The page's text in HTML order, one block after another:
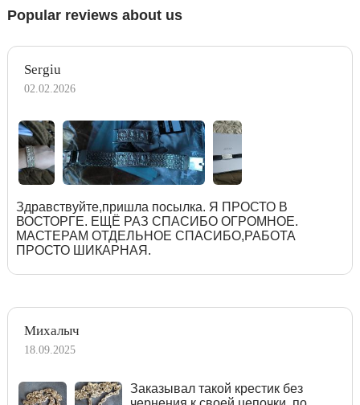
Popular reviews about us
Sergiu
02.02.2026
Здравствуйте,пришла посылка. Я ПРОСТО В
ВОСТОРГЕ. ЕЩЁ РАЗ СПАСИБО ОГРОМНОЕ.
МАСТЕРАМ ОТДЕЛЬНОЕ СПАСИБО,РАБОТА
ПРОСТО ШИКАРНАЯ.
Михалыч
18.09.2025
Заказывал такой крестик без